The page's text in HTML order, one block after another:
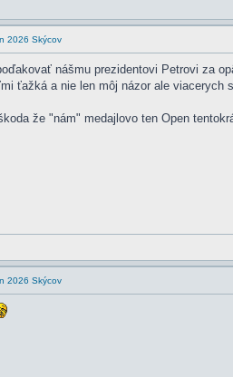
2026 Skýcov
nášmu prezidentovi Petrovi za
ťažká a nie len môj názor ale
že "nám" medajlovo ten Open
2026 Skýcov